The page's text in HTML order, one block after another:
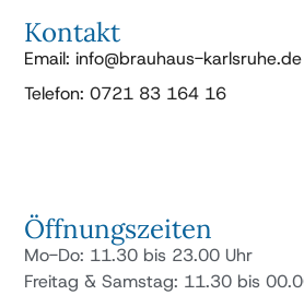
Öffnungszeiten
Mo-Do: 11.30 bis 23.00 Uhr
Freitag & Samstag: 11.30 bis
Kontakt
Email: info@brauhaus-karlsruhe.de
Telefon: 0721 83 164 16